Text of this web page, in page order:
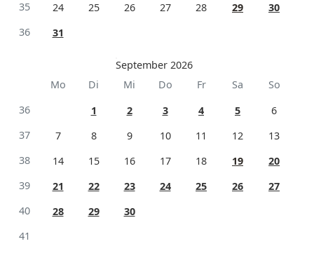
35
24 25 26 27 28 29
30
36
31
September 2026
Mo
Di Mi Do Fr Sa
So
36
1 2 3 4 5
6
37
7 8 9 10 11 12
13
38
14 15 16 17 18 19
20
39
21 22 23 24 25 26
27
40
28 29
30
41